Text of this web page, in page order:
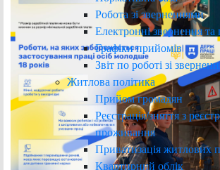
Робота зі зверненнями
Електронні звернення та
Графіки прийомів
Звіт по роботі зі
Житлова політика
Прийом громадян
Реєстрація/зняття з
проживання
Приватизація житлових
Квартирний облік